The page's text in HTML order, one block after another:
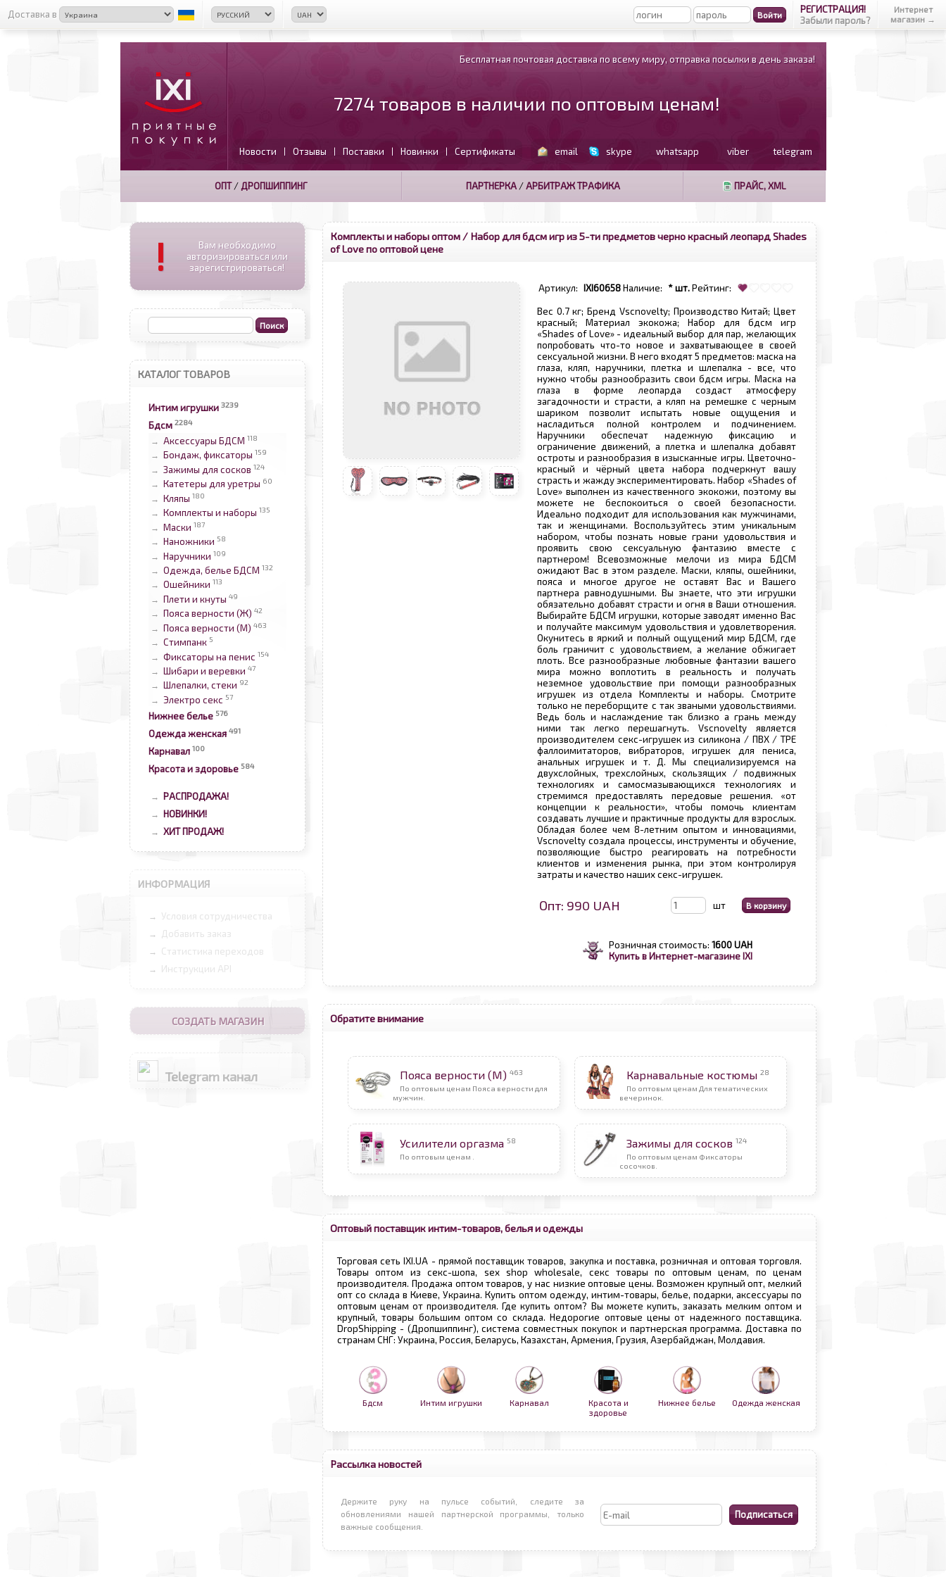
Доставка в
РЕГИСТРАЦИЯ!
Забыли пароль?
Интернет
магазин →
Бесплатная почтовая доставка по всему миру, отправка посылки в день заказа!
7274 товаров в наличии по оптовым ценам!
Новости | Отзывы | Поставки | Новинки | Сертификаты email skype whatsapp viber telegram
ОПТ/ ДРОПШИППИНГ ПАРТНЕРКА/АРБИТРАЖ ТРАФИКА ПРАЙС, XML
!
Вам необходимо
авторизироваться или
зарегистрироваться!
КАТАЛОГ ТОВАРОВ
Интим игрушки 3239
Бдсм 2284
→ Аксессуары БДСМ 118
→ Бондаж, фиксаторы 159
→ Зажимы для сосков 124
→ Катетеры для уретры 60
→ Кляпы 180
→ Комплекты и наборы 135
→ Маски 187
→ Наножники 58
→ Наручники 109
→ Одежда, белье БДСМ 132
→ Ошейники 113
→ Плети и кнуты 49
→ Пояса верности (Ж) 42
→ Пояса верности (М) 463
→ Стимпанк 5
→ Фиксаторы на пенис 154
→ Шибари и веревки 47
→ Шлепалки, стеки 92
→ Электро секс 57
Нижнее белье 576
Одежда женская 491
Карнавал 100
Красота и здоровье 584
→ РАСПРОДАЖА!
→ НОВИНКИ!
→ ХИТ ПРОДАЖ!
ИНФОРМАЦИЯ
→ Условия сотрудничества
→ Добавить заказ
→ Статистика переходов
→ Инструкции API
СОЗДАТЬ МАГАЗИН
Telegram канал
Комплекты и наборы оптом / Набор для бдсм игр из 5-ти предметов черно красный леопард Shades
of Love по оптовой цене
Артикул: IXI60658Наличие: * шт.Рейтинг:
Вес 0.7 кг; Бренд Vscnovelty; Производство Китай; Цвет
красный; Материал экокожа; Набор для бдсм игр
«Shades of Love» - идеальный выбор для пар, желающих
попробовать что-то новое и захватывающее в своей
сексуальной жизни. В него входят 5 предметов: маска на
глаза, кляп, наручники, плетка и шлепалка - все, что
нужно чтобы разнообразить свои бдсм игры. Маска на
глаза в форме леопарда создаст атмосферу
загадочности и страсти, а кляп на ремешке с черным
шариком позволит испытать новые ощущения и
насладиться полной контролем и подчинением.
Наручники обеспечат надежную фиксацию и
ограничение движений, а плетка и шлепалка добавят
остроты и разнообразия в изысканные игры. Цветочно-
красный и чёрный цвета набора подчеркнут вашу
страсть и жажду экспериментировать. Набор «Shades of
Love» выполнен из качественного экокожи, поэтому вы
можете не беспокоиться о своей безопасности.
Идеально подходит для использования как мужчинами,
так и женщинами. Воспользуйтесь этим уникальным
набором, чтобы познать новые грани удовольствия и
проявить свою сексуальную фантазию вместе с
партнером! Всевозможные мелочи из мира БДСМ
ожидают Вас в этом разделе. Маски, кляпы, ошейники,
пояса и многое другое не оставят Вас и Вашего
партнера равнодушными. Вы знаете, что эти игрушки
обязательно добавят страсти и огня в Ваши отношения.
Выбирайте БДСМ игрушки, которые заводят именно Вас
и получайте максимум удовольствия и удовлетворения.
Окунитесь в яркий и полный ощущений мир БДСМ, где
боль граничит с удовольствием, а желание обжигает
плоть. Все разнообразные любовные фантазии вашего
мира можно воплотить в реальность и получать
неземное удовольствие при помощи разнообразных
игрушек из отдела Комплекты и наборы. Смотрите
только не переборщите с так зваными удовольствиями.
Ведь боль и наслаждение так близко а грань между
ними так легко перешагнуть. Vscnovelty является
производителем секс-игрушек из силикона / ПВХ / TPE
фаллоимитаторов, вибраторов, игрушек для пениса,
анальных игрушек и т. Д. Мы специализируемся на
двухслойных, трехслойных, скользящих / подвижных
технологиях и самосмазывающихся технологиях и
стремимся предоставлять передовые решения. «от
концепции к реальности», чтобы помочь клиентам
создавать лучшие и практичные продукты для взрослых.
Обладая более чем 8-летним опытом и инновациями,
Vscnovelty создала процессы, инструменты и обучение,
позволяющие быстро реагировать на потребности
клиентов и изменения рынка, при этом контролируя
затраты и качество наших секс-игрушек.
Опт: 990 UAH шт
Розничная стоимость: 1600 UAH
Купить в Интернет-магазине IXI
Обратите внимание
Пояса верности (М) 463
По оптовым ценам Пояса верности для
мужчин.
Карнавальные костюмы 28
По оптовым ценам Для тематических
вечеринок.
Усилители оргазма 58
По оптовым ценам .
Зажимы для сосков 124
По оптовым ценам Фиксаторы
сосочков.
Оптовый поставщик интим-товаров, белья и одежды
Торговая сеть IXI.UA - прямой поставщик товаров, закупка и поставка, розничная и оптовая торговля.
Товары оптом из секс-шопа, sex shop wholesale, секс товары по оптовым ценам, по ценам
производителя. Продажа оптом товаров, у нас низкие оптовые цены. Возможен крупный опт, мелкий
опт со склада в Киеве, Украина. Купить оптом одежду, интим-товары, белье, подарки, аксессуары по
оптовым ценам от производителя. Где купить оптом? Вы можете купить, заказать мелким оптом и
крупный, товары большим оптом со склада. Недорогие оптовые цены от надежного поставщика.
DropShipping - (Дропшиппинг), система совместных покупок и партнерская программа. Доставка по
странам СНГ: Украина, Россия, Беларусь, Казахстан, Армения, Грузия, Азербайджан, Молдавия.
Бдсм Интим игрушки Карнавал
Красота и
здоровье
Нижнее белье Одежда женская
Рассылка новостей
Держите руку на пульсе событий, следите за
обновлениями нашей партнерской программы, только
важные сообщения.